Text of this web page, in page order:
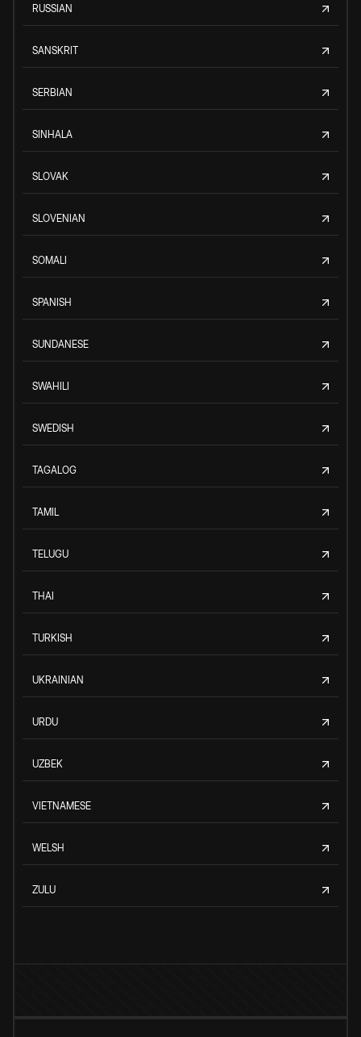
RUSSIAN
SANSKRIT
SERBIAN
SINHALA
SLOVAK
SLOVENIAN
SOMALI
SPANISH
SUNDANESE
SWAHILI
SWEDISH
TAGALOG
TAMIL
TELUGU
THAI
TURKISH
UKRAINIAN
URDU
UZBEK
VIETNAMESE
WELSH
ZULU